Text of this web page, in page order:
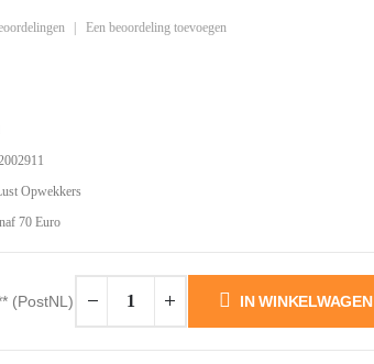
Een beoordeling toevoegen
Opwekkers
70 Euro
(PostNL) IN WINKELWAGEN